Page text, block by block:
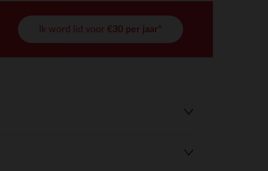
aan te passen en te beheren, en zorgt ervoor dat aan
Ik word lid voor €30 per jaar*